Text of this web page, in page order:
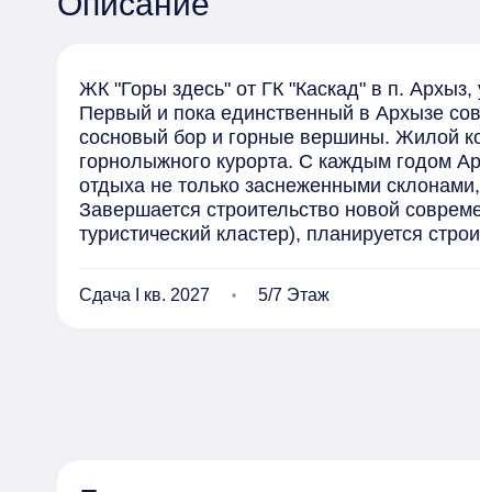
ЖК "Горы здесь" от ГК "Каскад" в п. Архыз,
Первый и пока единственный в Архызе
сосновый бор и горные вершины. Жилой
горнолыжного курорта. С каждым годом
отдыха не только заснеженными
Завершается строительство новой
туристический кластер), планируется
Этажность: 7-8 этажей.
В первой очереди строительства 3, 4, 6
Сдача I кв. 2027 5/7 Этаж